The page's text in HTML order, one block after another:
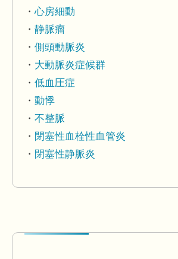
心房細動
静脈瘤
側頭動脈炎
大動脈炎症候群
低血圧症
動悸
不整脈
閉塞性血栓性血管炎
閉塞性静脈炎